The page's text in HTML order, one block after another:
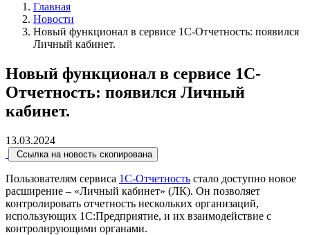
Главная
Новости
Новый функционал в сервисе 1С-Отчетность: появился
Личный кабинет.
Новый функционал в сервисе 1С-
Отчетность: появился Личный
кабинет.
13.03.2024
Ссылка на новость скопирована
Пользователям сервиса 1С-Отчетность стало доступно новое
расширение – «Личный кабинет» (ЛК). Он позволяет
контролировать отчетность нескольких организаций,
использующих 1С:Предприятие, и их взаимодействие с
контролирующими органами.